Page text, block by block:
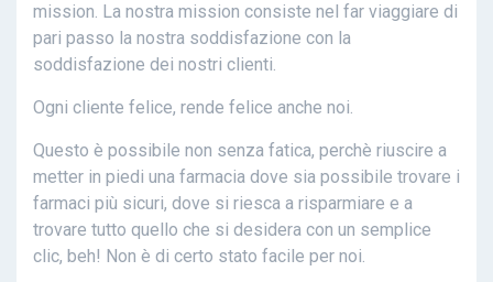
mission. La nostra mission consiste nel far viaggiare di
pari passo la nostra soddisfazione con la
soddisfazione dei nostri clienti.
Ogni cliente felice, rende felice anche noi.
Questo è possibile non senza fatica, perchè riuscire a
metter in piedi una farmacia dove sia possibile trovare i
farmaci più sicuri, dove si riesca a risparmiare e a
trovare tutto quello che si desidera con un semplice
clic, beh! Non è di certo stato facile per noi.